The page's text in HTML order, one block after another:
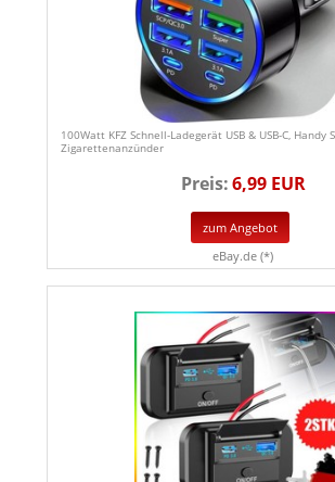
100Watt KFZ Schnell-Ladegerät USB & USB-C, Handy
Zigarettenanzünder
Preis:6,99 EUR
zum Angebot
eBay.de (*)